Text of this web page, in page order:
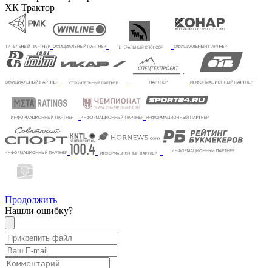
ХК Трактор
Продолжить
Нашли ошибку?